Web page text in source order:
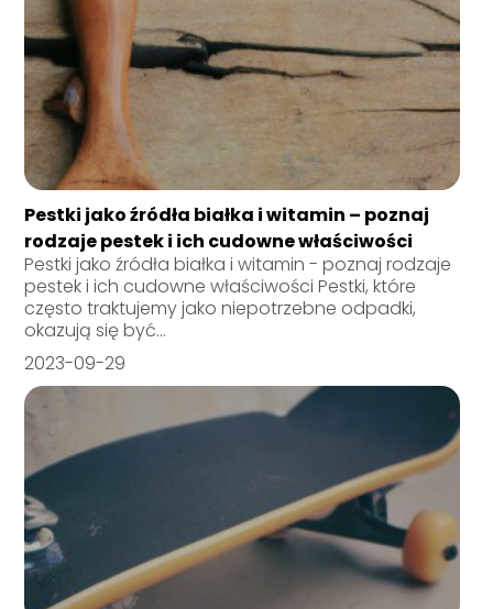
Pestki jako źródła białka i witamin – poznaj
rodzaje pestek i ich cudowne właściwości
Pestki jako źródła białka i witamin - poznaj rodzaje
pestek i ich cudowne właściwości Pestki, które
często traktujemy jako niepotrzebne odpadki,
okazują się być...
2023-09-29